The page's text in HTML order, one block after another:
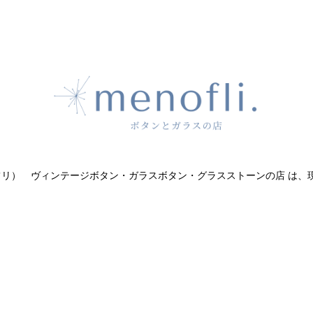
） ヴィンテージボタン・ガラスボタン・グラスストーンの店 は、